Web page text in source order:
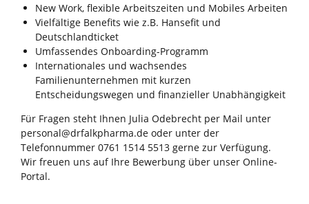
New Work, flexible Arbeitszeiten und Mobiles Arbeiten
Vielfältige Benefits wie z.B. Hansefit und
Deutschlandticket
Umfassendes Onboarding-Programm
Internationales und wachsendes
Familienunternehmen mit kurzen
Entscheidungswegen und finanzieller Unabhängigkeit
Für Fragen steht Ihnen Julia Odebrecht per Mail unter
personal@drfalkpharma.de oder unter der
Telefonnummer 0761 1514 5513 gerne zur Verfügung.
Wir freuen uns auf Ihre Bewerbung über unser Online-
Portal.